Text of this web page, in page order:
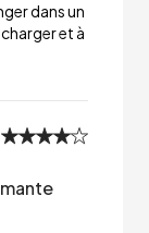
dans un
et à